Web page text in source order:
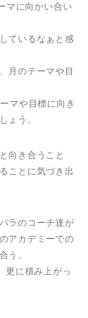
マに向かい合い
ているなぁと感
月のテーマや目
マや目標に向き
ょう。
向き合うこと
ことに気づき出
ラのコーチ達が
アカデミーでの
う。
更に積み上がっ